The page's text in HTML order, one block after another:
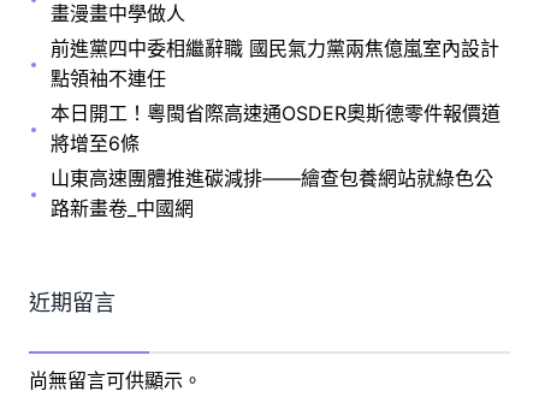
畫漫畫中學做人
前進黨四中委相繼辭職 國民氣力黨兩焦億嵐室內設計
點領袖不連任
本日開工！粵閩省際高速通OSDER奧斯德零件報價道
將增至6條
山東高速團體推進碳減排——繪查包養網站就綠色公
路新畫卷_中國網
近期留言
尚無留言可供顯示。